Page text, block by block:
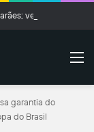
garantia do
do Brasil